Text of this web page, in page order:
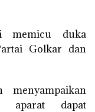
memicu duka
Golkar dan
aparat dapat